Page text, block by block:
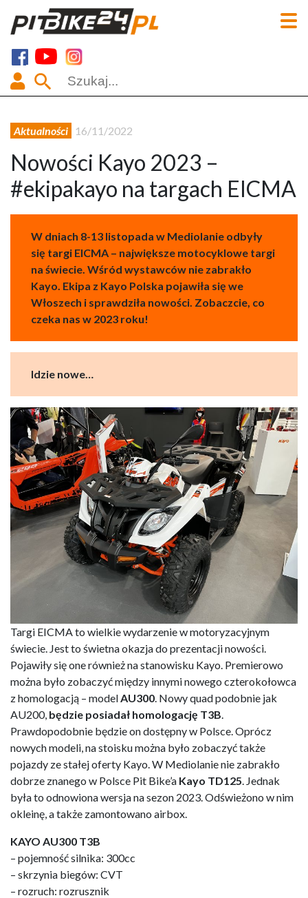
Aktualności 16/11/2022
Nowości Kayo 2023 –
#ekipakayo na targach EICMA
W dniach 8-13 listopada w Mediolanie odbyły
się targi EICMA – największe motocyklowe targi
na świecie. Wśród wystawców nie zabrakło
Kayo. Ekipa z Kayo Polska pojawiła się we
Włoszech i sprawdziła nowości. Zobaczcie, co
czeka nas w 2023 roku!
Idzie nowe…
Targi EICMA to wielkie wydarzenie w motoryzacyjnym
świecie. Jest to świetna okazja do prezentacji nowości.
Pojawiły się one również na stanowisku Kayo. Premierowo
można było zobaczyć między innymi nowego czterokołowca
z homologacją – modelAU300. Nowy quad podobnie jak
AU200, będzie posiadał homologację T3B.
Prawdopodobnie będzie on dostępny w Polsce. Oprócz
nowych modeli, na stoisku można było zobaczyć także
pojazdy ze stałej oferty Kayo. W Mediolanie nie zabrakło
dobrze znanego w Polsce Pit Bike’a Kayo TD125. Jednak
była to odnowiona wersja na sezon 2023. Odświeżono w nim
okleinę, a także zamontowano airbox.
KAYO AU300 T3B
– pojemność silnika: 300cc
– skrzynia biegów: CVT
– rozruch: rozrusznik